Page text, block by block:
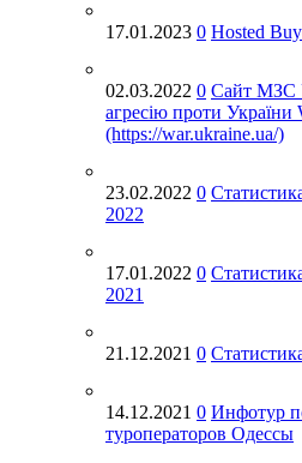
Май 2020
Апрель 2020
Февраль 2020
Ноябрь 2019
Сентябрь 2019
Июль 2019
17.01.2023 0 Hosted
02.03.2022 0 Cайт МЗС
агресію проти
(https://war.ukraine.ua/)
23.02.2022 0
2022
17.01.2022 0
2021
21.12.2021 0
14.12.2021 0 Инфотур
туроператоров Одессы